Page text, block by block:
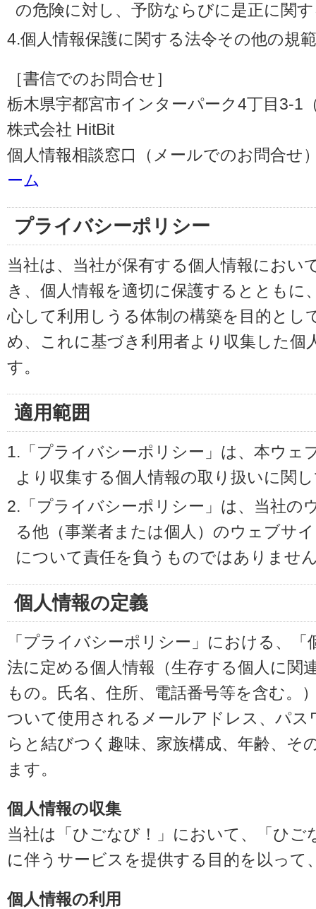
の危険に対し、予防ならびに是正に関
4.個人情報保護に関する法令その他の規
［書信でのお問合せ］
栃木県宇都宮市インターパーク4丁目3-1
株式会社 HitBit
個人情報相談窓口（メールでのお問合せ
ーム
プライバシーポリシー
当社は、当社が保有する個人情報におい
き、個人情報を適切に保護するとともに
心して利用しうる体制の構築を目的とし
め、これに基づき利用者より収集した個
す。
適用範囲
1.「プライバシーポリシー」は、本ウェ
より収集する個人情報の取り扱いに関
2.「プライバシーポリシー」は、当社の
る他（事業者または個人）のウェブサ
について責任を負うものではありませ
個人情報の定義
「プライバシーポリシー」における、
法に定める個人情報（生存する個人に関
もの。氏名、住所、電話番号等を含む。
ついて使用されるメールアドレス、パ
らと結びつく趣味、家族構成、年齢、そ
ます。
個人情報の収集
当社は「ひごなび！」において、「ひ
に伴うサービスを提供する目的を以って
個人情報の利用